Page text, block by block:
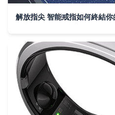
解放指尖 智能戒指如何終結你